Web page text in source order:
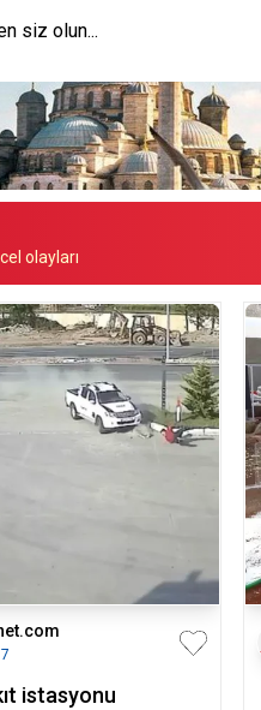
siz olun...
olayları
istasyonu